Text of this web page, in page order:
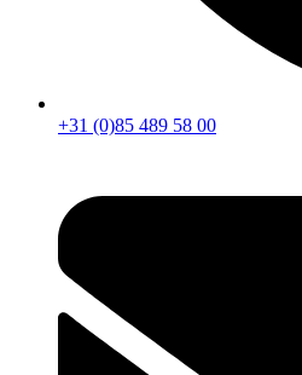
+31 (0)85 489 58 00